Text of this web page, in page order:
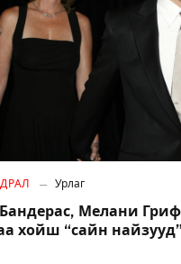
Урлаг
Мелани
хойш “сайн найзууд”